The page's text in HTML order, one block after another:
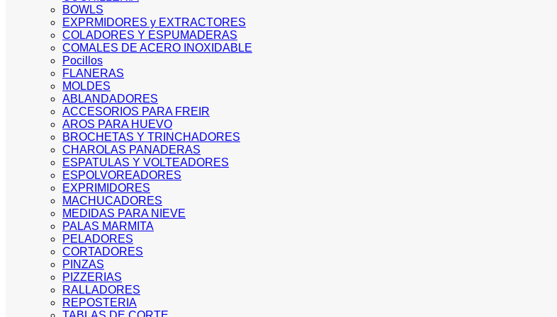
BOWLS
EXPRMIDORES y EXTRACTORES
COLADORES Y ESPUMADERAS
COMALES DE ACERO INOXIDABLE
Pocillos
FLANERAS
MOLDES
ABLANDADORES
ACCESORIOS PARA FREIR
AROS PARA HUEVO
BROCHETAS Y TRINCHADORES
CHAROLAS PANADERAS
ESPATULAS Y VOLTEADORES
ESPOLVOREADORES
EXPRIMIDORES
MACHUCADORES
MEDIDAS PARA NIEVE
PALAS MARMITA
PELADORES
CORTADORES
PINZAS
PIZZERIAS
RALLADORES
REPOSTERIA